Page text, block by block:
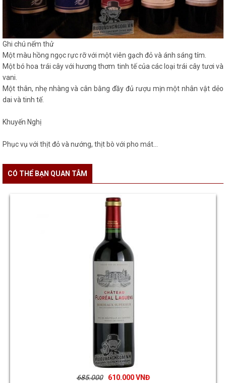
Ghi chú nếm thử
Một màu hồng ngọc rực rỡ với một viên gạch đỏ và ánh sáng tím.
Một bó hoa trái cây với hương thơm tinh tế của các loại trái cây tươi và
vani.
Một thân, nhẹ nhàng và cân bằng đầy đủ rượu mịn một nhân vật dẻo
dai và tinh tế.
Khuyến Nghị
Phục vụ với thịt đỏ và nướng, thịt bò với pho mát...
CÓ THỂ BẠN QUAN TÂM
685.000 610.000